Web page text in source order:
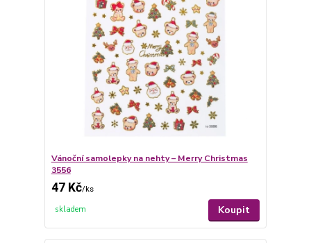
Vánoční samolepky na nehty – Merry Christmas
3556
47 Kč/ks
skladem Koupit